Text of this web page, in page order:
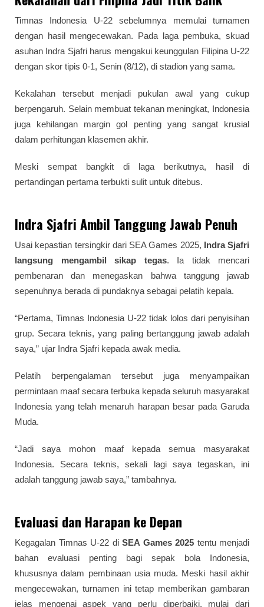
Timnas Indonesia U-22 sebelumnya memulai turnamen
dengan hasil mengecewakan. Pada laga pembuka, skuad
asuhan Indra Sjafri harus mengakui keunggulan Filipina U-22
dengan skor tipis 0-1, Senin (8/12), di stadion yang sama.
Kekalahan tersebut menjadi pukulan awal yang cukup
berpengaruh. Selain membuat tekanan meningkat, Indonesia
juga kehilangan margin gol penting yang sangat krusial
dalam perhitungan klasemen akhir.
Meski sempat bangkit di laga berikutnya, hasil di
pertandingan pertama terbukti sulit untuk ditebus.
Indra Sjafri Ambil Tanggung Jawab Penuh
Usai kepastian tersingkir dari SEA Games 2025, Indra Sjafri
langsung mengambil sikap tegas. Ia tidak mencari
pembenaran dan menegaskan bahwa tanggung jawab
sepenuhnya berada di pundaknya sebagai pelatih kepala.
“Pertama, Timnas Indonesia U-22 tidak lolos dari penyisihan
grup. Secara teknis, yang paling bertanggung jawab adalah
saya,” ujar Indra Sjafri kepada awak media.
Pelatih berpengalaman tersebut juga menyampaikan
permintaan maaf secara terbuka kepada seluruh masyarakat
Indonesia yang telah menaruh harapan besar pada Garuda
Muda.
“Jadi saya mohon maaf kepada semua masyarakat
Indonesia. Secara teknis, sekali lagi saya tegaskan, ini
adalah tanggung jawab saya,” tambahnya.
Evaluasi dan Harapan ke Depan
Kegagalan Timnas U-22 diSEA Games 2025 tentu menjadi
bahan evaluasi penting bagi sepak bola Indonesia,
khususnya dalam pembinaan usia muda. Meski hasil akhir
mengecewakan, turnamen ini tetap memberikan gambaran
jelas mengenai aspek yang perlu diperbaiki, mulai dari